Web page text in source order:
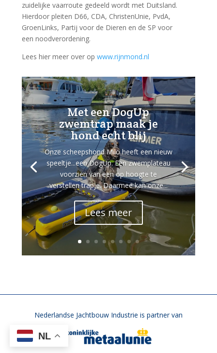
zuidelijke vaarroute gedeeld wordt met Duitsland.
Hierdoor pleiten D66, CDA, ChristenUnie, PvdA,
GroenLinks, Partij voor de Dieren en de SP voor
een noodverordening.
Lees hier meer over op www.rijnmond.nl
Met een DogUp
zwemtrap maak je
hond echt blij
Onze scheepshond Milo heeft een nieuw
speeltje...een DogUp. Een zwemplateau
voorzien van een op hoogte te
verstellen trapje. Daarmee kan onze...
Lees meer
Nederlandse Jachtbouw Industrie is partner van
NL